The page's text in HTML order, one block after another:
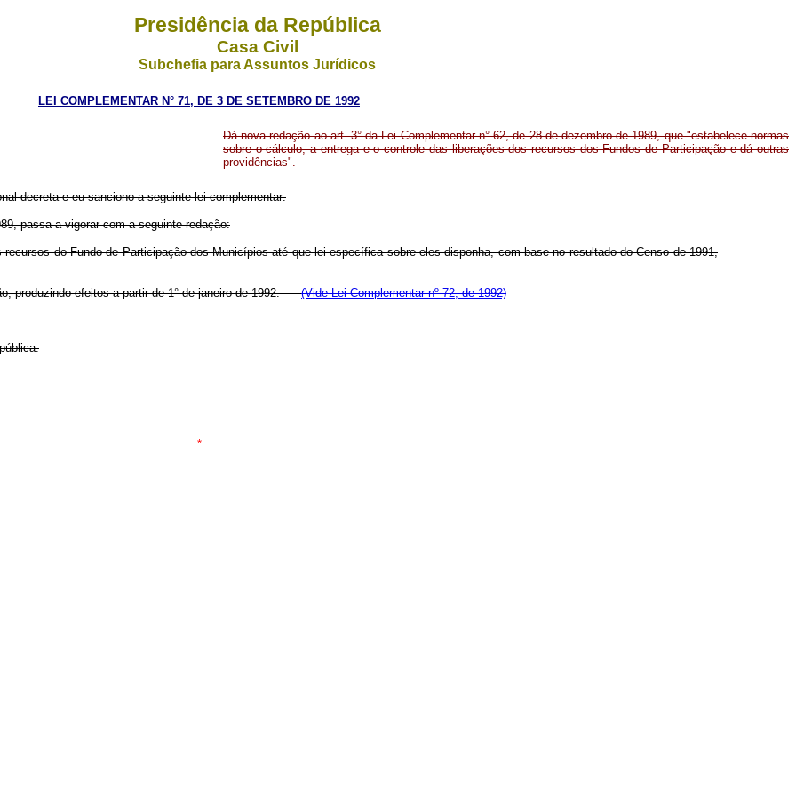
Presidência da República
Casa Civil
Subchefia para Assuntos Jurídicos
LEI COMPLEMENTAR N° 71, DE 3 DE SETEMBRO DE 1992
Dá nova redação ao art. 3° da Lei Complementar n° 62, de 28 de dezembro de 1989, que "estabelece normas
sobre o cálculo, a entrega e o controle das liberações dos recursos dos Fundos de Participação e dá outras
providências".
decreta e eu sanciono a seguinte lei complementar:
passa a vigorar com a seguinte redação:
do Fundo de Participação dos Municípios até que lei específica sobre eles disponha, com base no resultado do Censo de 1991,
produzindo efeitos a partir de 1° de janeiro de 1992.(Vide Lei Complementar nº 72, de 1992)
*